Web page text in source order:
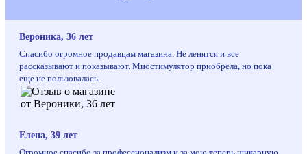
Вероника, 36 лет
Спасибо огромное продавцам магазина. Не ленятся и все
рассказывают и показывают. Миостимулятор приобрела, но пока
еще не пользовалась.
Елена, 39 лет